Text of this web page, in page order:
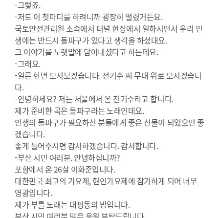
-그렇죠.
-저도 이 첫마디를 하려니까 굉장히 떨렸거든요.
국토안전관리원 소속에서 터널 현장에서 일하시면서 우리 인
생에는 반드시 돌파구가 있다고 생각을 하셨대요.
그 이야기를 노랫말에 담아내셨다고 하는데요.
-그래요.
-얼른 한번 모셔보겠습니다. 전기수 씨 무대 위로 모시겠습니
다.
-안녕하세요? 저는 서울에서 온 전기수라고 합니다.
제가 준비한 곡은 돌파구라는 노래인데요.
인생의 돌파구가 필요하신 분들에게 좋은 선물이 되었으면 좋
겠습니다.
좋게 들어주시면 감사하겠습니다. 감사합니다.
-부산 시민 여러분. 안녕하십니까?
포항에서 온 26살 이화준입니다.
대한민국 최고의 가요제, 현인가요제에 참가하게 되어 너무
영광입니다.
제가 부를 노래는 대평동의 밤입니다.